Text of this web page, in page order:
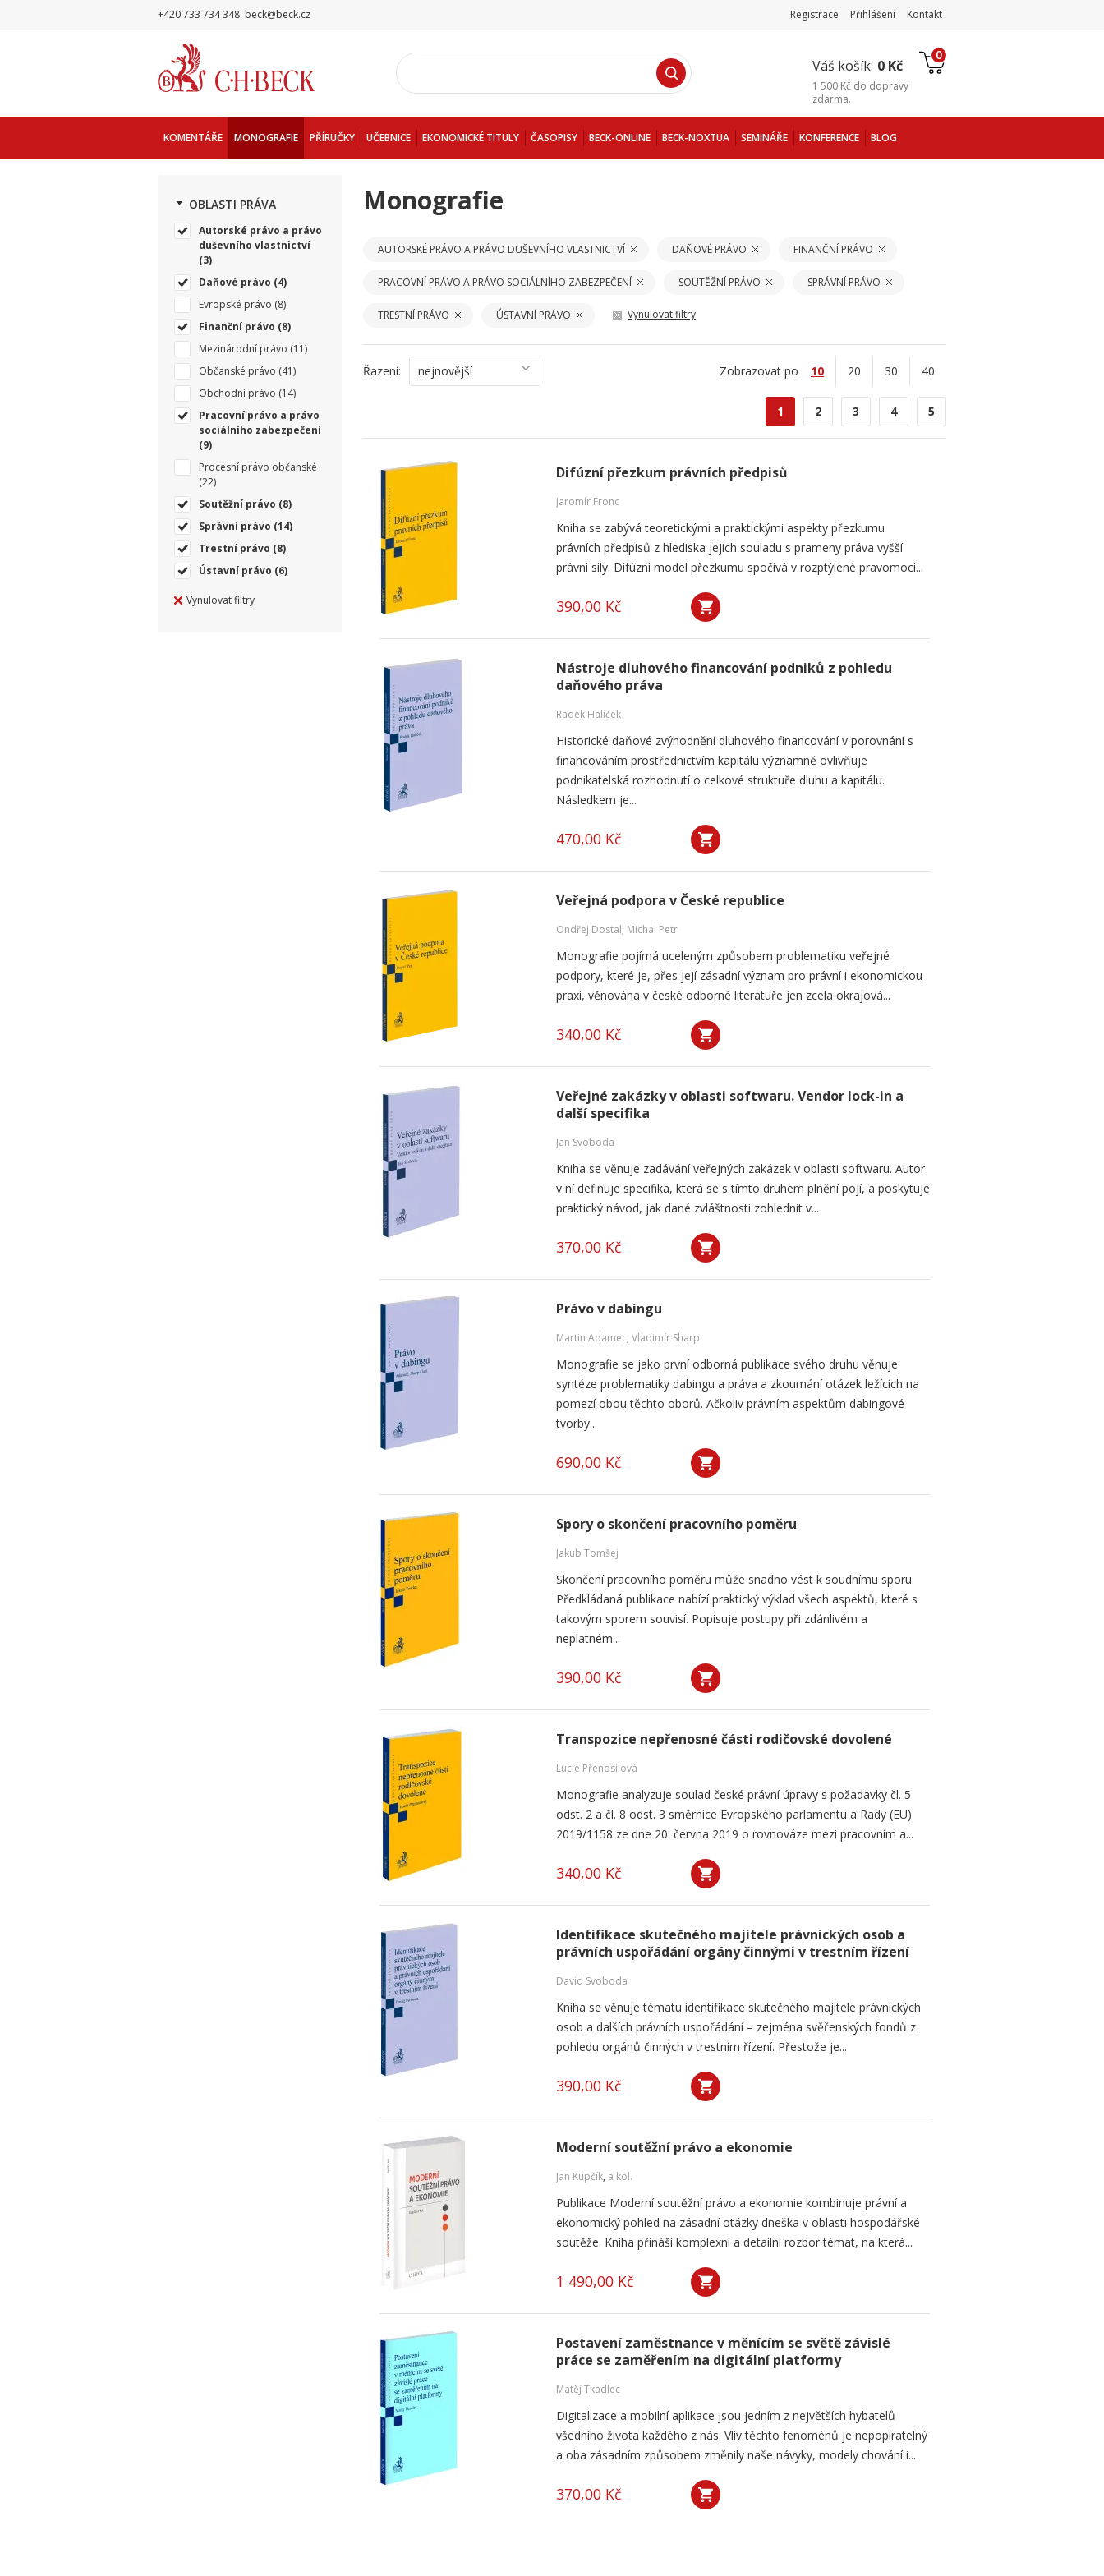
+420 733 734 348 beck@beck.cz Registrace Přihlášení Kontakt
Váš košík: 0 Kč
0
1 500 Kč do dopravy
zdarma.
KOMENTÁŘE MONOGRAFIE PŘÍRUČKY UČEBNICE EKONOMICKÉ TITULY ČASOPISY BECK-ONLINE BECK-NOXTUA SEMINÁŘE KONFERENCE BLOG
OBLASTI PRÁVA
Autorské právo a právo
duševního vlastnictví
(3)
Daňové právo (4)
Evropské právo (8)
Finanční právo (8)
Mezinárodní právo (11)
Občanské právo (41)
Obchodní právo (14)
Pracovní právo a právo
sociálního zabezpečení
(9)
Procesní právo občanské
(22)
Soutěžní právo (8)
Správní právo (14)
Trestní právo (8)
Ústavní právo (6)
Vynulovat filtry
Monografie
AUTORSKÉ PRÁVO A PRÁVO DUŠEVNÍHO VLASTNICTVÍ DAŇOVÉ PRÁVO FINANČNÍ PRÁVO
PRACOVNÍ PRÁVO A PRÁVO SOCIÁLNÍHO ZABEZPEČENÍ SOUTĚŽNÍ PRÁVO SPRÁVNÍ PRÁVO
TRESTNÍ PRÁVO ÚSTAVNÍ PRÁVO Vynulovat filtry
Řazení: nejnovější Zobrazovat po 10 20 30 40
1 2 3 4 5
Difúzní přezkum právních předpisů
Jaromír Fronc
Kniha se zabývá teoretickými a praktickými aspekty přezkumu
právních předpisů z hlediska jejich souladu s prameny práva vyšší
právní síly. Difúzní model přezkumu spočívá v rozptýlené pravomoci...
390,00 Kč
Nástroje dluhového financování podniků z pohledu
daňového práva
Radek Halíček
Historické daňové zvýhodnění dluhového financování v porovnání s
financováním prostřednictvím kapitálu významně ovlivňuje
podnikatelská rozhodnutí o celkové struktuře dluhu a kapitálu.
Následkem je...
470,00 Kč
Veřejná podpora v České republice
Ondřej Dostal, Michal Petr
Monografie pojímá uceleným způsobem problematiku veřejné
podpory, které je, přes její zásadní význam pro právní i ekonomickou
praxi, věnována v české odborné literatuře jen zcela okrajová...
340,00 Kč
Veřejné zakázky v oblasti softwaru. Vendor lock-in a
další specifika
Jan Svoboda
Kniha se věnuje zadávání veřejných zakázek v oblasti softwaru. Autor
v ní definuje specifika, která se s tímto druhem plnění pojí, a poskytuje
praktický návod, jak dané zvláštnosti zohlednit v...
370,00 Kč
Právo v dabingu
Martin Adamec, Vladimír Sharp
Monografie se jako první odborná publikace svého druhu věnuje
syntéze problematiky dabingu a práva a zkoumání otázek ležících na
pomezí obou těchto oborů. Ačkoliv právním aspektům dabingové
tvorby...
690,00 Kč
Spory o skončení pracovního poměru
Jakub Tomšej
Skončení pracovního poměru může snadno vést k soudnímu sporu.
Předkládaná publikace nabízí praktický výklad všech aspektů, které s
takovým sporem souvisí. Popisuje postupy při zdánlivém a
neplatném...
390,00 Kč
Transpozice nepřenosné části rodičovské dovolené
Lucie Přenosilová
Monografie analyzuje soulad české právní úpravy s požadavky čl. 5
odst. 2 a čl. 8 odst. 3 směrnice Evropského parlamentu a Rady (EU)
2019/1158 ze dne 20. června 2019 o rovnováze mezi pracovním a...
340,00 Kč
Identifikace skutečného majitele právnických osob a
právních uspořádání orgány činnými v trestním řízení
David Svoboda
Kniha se věnuje tématu identifikace skutečného majitele právnických
osob a dalších právních uspořádání – zejména svěřenských fondů z
pohledu orgánů činných v trestním řízení. Přestože je...
390,00 Kč
Moderní soutěžní právo a ekonomie
Jan Kupčík, a kol.
Publikace Moderní soutěžní právo a ekonomie kombinuje právní a
ekonomický pohled na zásadní otázky dneška v oblasti hospodářské
soutěže. Kniha přináší komplexní a detailní rozbor témat, na která...
1 490,00 Kč
Postavení zaměstnance v měnícím se světě závislé
práce se zaměřením na digitální platformy
Matěj Tkadlec
Digitalizace a mobilní aplikace jsou jedním z největších hybatelů
všedního života každého z nás. Vliv těchto fenoménů je nepopíratelný
a oba zásadním způsobem změnily naše návyky, modely chování i...
370,00 Kč